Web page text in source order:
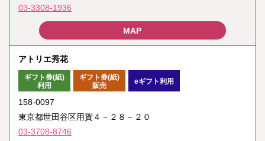
03-3308-1936
アトリエ秀花
ギフト券(紙)
利用
ギフト券(紙)
販売
eギフト利用
158-0097
東京都世田谷区用賀４－２８－２０
03-3708-8746